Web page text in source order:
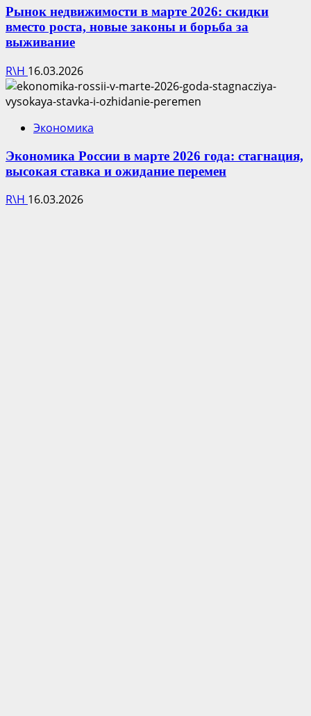
Рынок недвижимости в марте 2026: скидки
вместо роста, новые законы и борьба за
выживание
R\H 16.03.2026
Экономика
Экономика России в марте 2026 года: стагнация,
высокая ставка и ожидание перемен
R\H 16.03.2026